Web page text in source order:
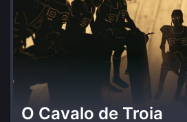
O Cavalo de Troia